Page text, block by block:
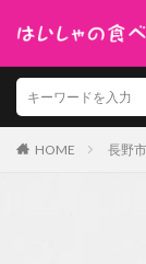
HOME 長野市